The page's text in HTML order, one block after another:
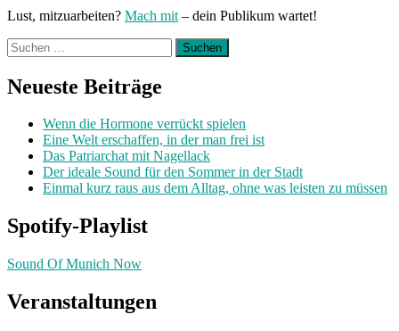
Lust, mitzuarbeiten? Mach mit – dein Publikum wartet!
Suchen
nach:
Neueste Beiträge
Wenn die Hormone verrückt spielen
Eine Welt erschaffen, in der man frei ist
Das Patriarchat mit Nagellack
Der ideale Sound für den Sommer in der Stadt
Einmal kurz raus aus dem Alltag, ohne was leisten zu müssen
Spotify-Playlist
Sound Of Munich Now
Veranstaltungen